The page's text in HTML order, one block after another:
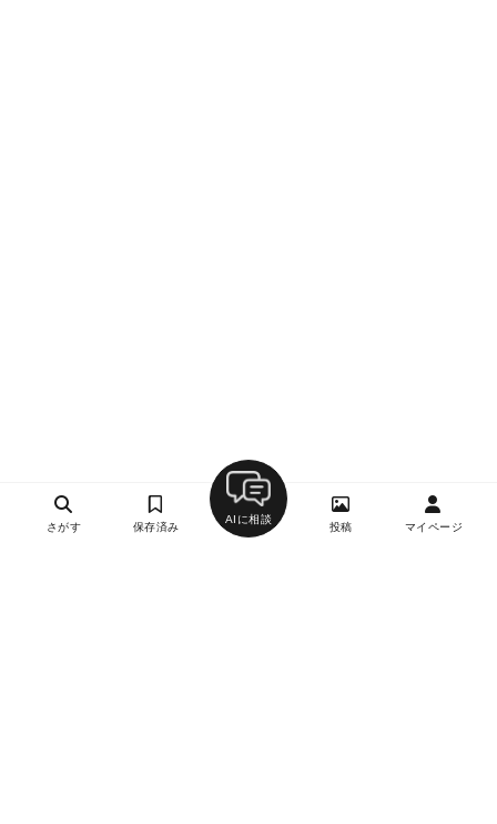
さがす 保存済み
AIに相談
投稿 マイページ